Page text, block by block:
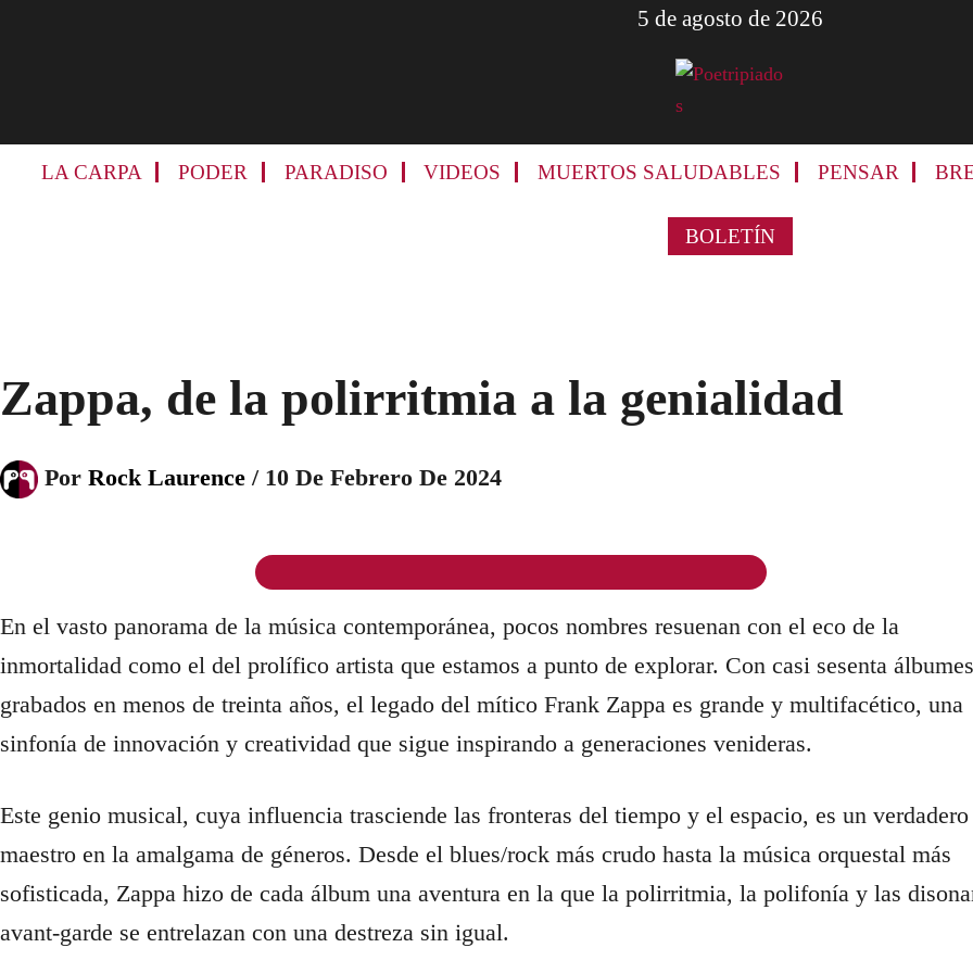
5 de agosto de 2026
LETRAS
Y
MÚSICA
PARA
LA CARPA PODER PARADISO VIDEOS MUERTOS SALUDABLES PENSAR
BOLETÍN
Zappa, de la polirritmia a la genialidad
Por Rock Laurence / 10 De Febrero De 2024
En el vasto panorama de la música contemporánea, pocos nombres resuenan con el eco de la
inmortalidad como el del prolífico artista que estamos a punto de explorar. Con casi sesenta álbumes
grabados en menos de treinta años, el legado del mítico Frank Zappa es grande y multifacético, una
sinfonía de innovación y creatividad que sigue inspirando a generaciones venideras.
Este genio musical, cuya influencia trasciende las fronteras del tiempo y el espacio, es un verdadero
maestro en la amalgama de géneros. Desde el blues/rock más crudo hasta la música orquestal más
sofisticada, Zappa hizo de cada álbum una aventura en la que la polirritmia, la polifonía y las
avant-garde se entrelazan con una destreza sin igual.